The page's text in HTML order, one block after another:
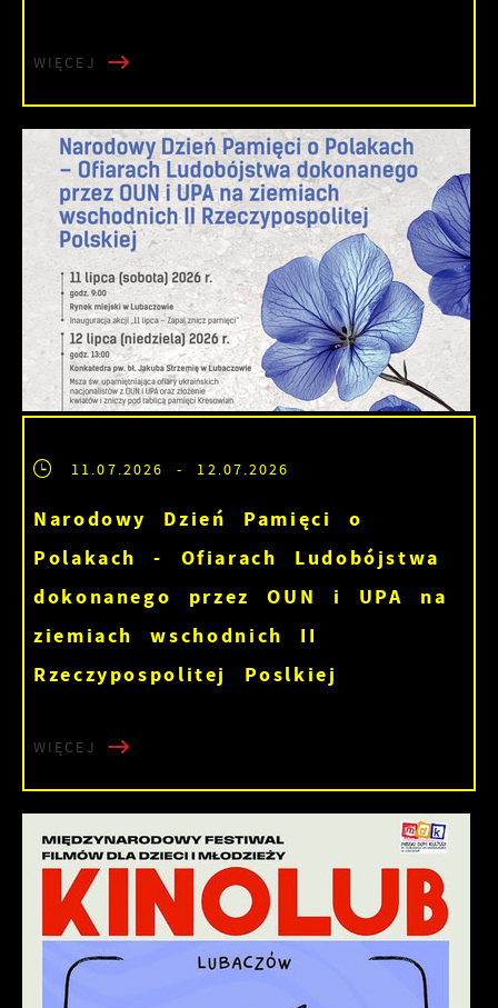
WIĘCEJ
11.07.2026 - 12.07.2026
Narodowy Dzień Pamięci o
Polakach - Ofiarach Ludobójstwa
dokonanego przez OUN i UPA na
ziemiach wschodnich II
Rzeczypospolitej Poslkiej
WIĘCEJ